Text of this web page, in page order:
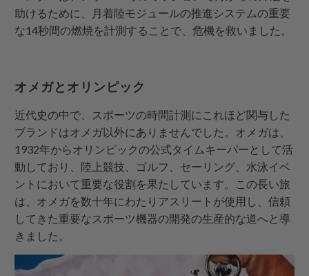
助けるために、月着陸モジュールの推進システムの重要
な14秒間の燃焼を計測することで、危機を救いました。
オメガとオリンピック
近代史の中で、スポーツの時間計測にこれほど関与した
ブランドはオメガ以外にありませんでした。オメガは、
1932年からオリンピックの公式タイムキーパーとして活
動しており、陸上競技、ゴルフ、セーリング、水泳イベ
ントにおいて重要な役割を果たしています。この長い旅
は、オメガを数十年にわたりアスリートが使用し、信頼
してきた重要なスポーツ機器の開発の生産的な道へと導
きました。